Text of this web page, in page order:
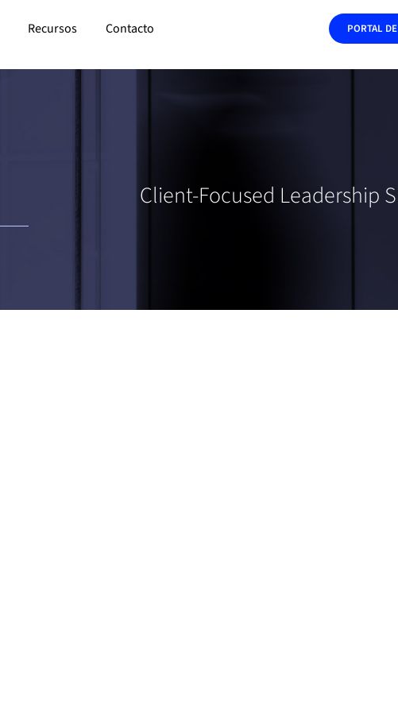
Recursos Contacto PORTAL
Client-Focused Leadership